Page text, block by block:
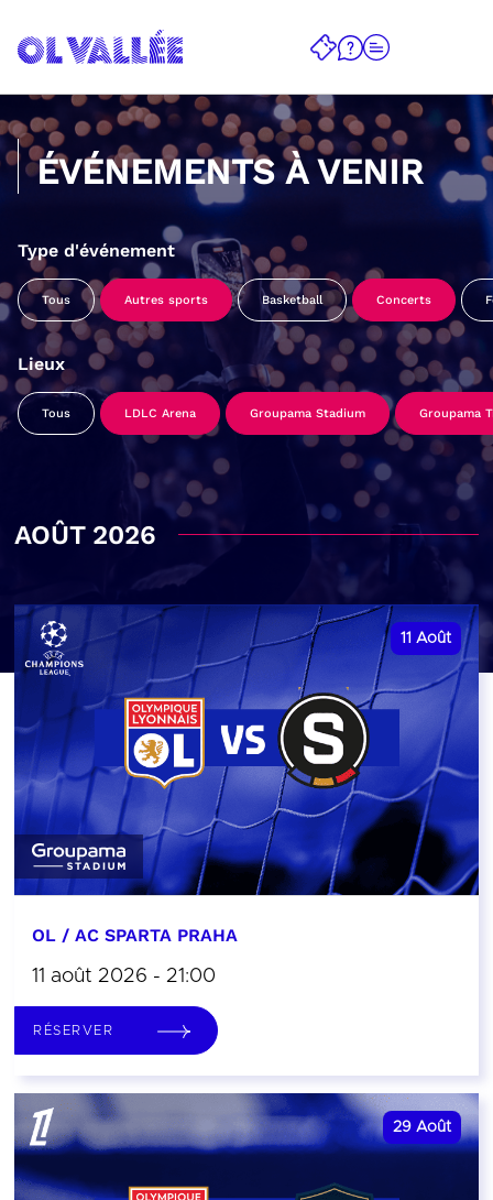
ÉVÉNEMENTS À VENIR
Type d'événement
Tous Autres sports Basketball Concerts
Lieux
Tous LDLC Arena Groupama Stadium Groupama
AOÛT 2026
11 Août
OL / AC SPARTA PRAHA
11 août 2026 - 21:00
RÉSERVER
29 Août